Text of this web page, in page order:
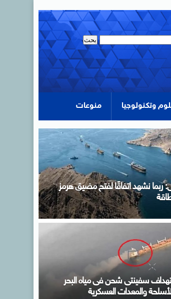
وتكنولوجيا منوعات
رسالة خطية من الرئيس السيسى إلى
المقبل آخر موعد لتسجيل رغبات
الإلكترونى ولا مد لفترة التسجيل